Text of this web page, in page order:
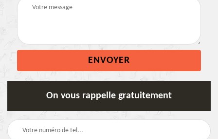
On vous rappelle gratuitement